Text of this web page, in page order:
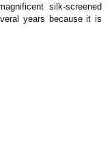
silk-screened
years because it is